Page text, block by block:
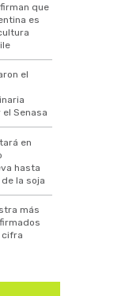
que
es
el
Senasa
en
hasta
la soja
más
cifra